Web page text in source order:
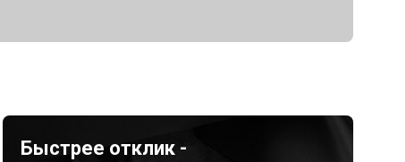
Быстрее отклик -